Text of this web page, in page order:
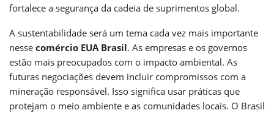
fortalece a segurança da cadeia de suprimentos global.
A sustentabilidade será um tema cada vez mais importante
nesse comércio EUA Brasil. As empresas e os governos
estão mais preocupados com o impacto ambiental. As
futuras negociações devem incluir compromissos com a
mineração responsável. Isso significa usar práticas que
protejam o meio ambiente e as comunidades locais. O Brasil